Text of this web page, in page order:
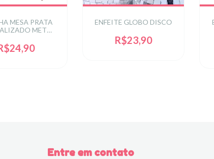
MESA PRATA
MET
ENFEITE GLOBO DISCO
R$23,90
Entre em contato